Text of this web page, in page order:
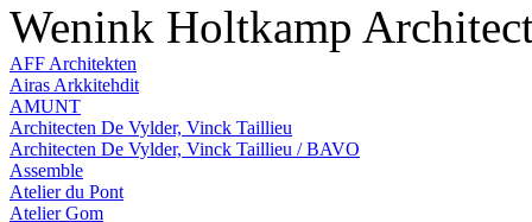
Wenink Holtkamp
AFF Architekten
Airas Arkkitehdit
AMUNT
Architecten De Vylder, Vinck Taillieu
Architecten De Vylder, Vinck Taillieu / BAVO
Assemble
Atelier du Pont
Atelier Gom